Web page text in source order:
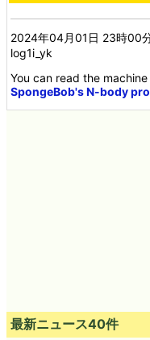
2024年04月01日 23時00
log1i_yk
You can read the
SpongeBob's N-body
最新ニュース40件